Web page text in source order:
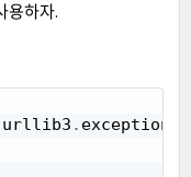
용하자.
urllib3 . exceptions